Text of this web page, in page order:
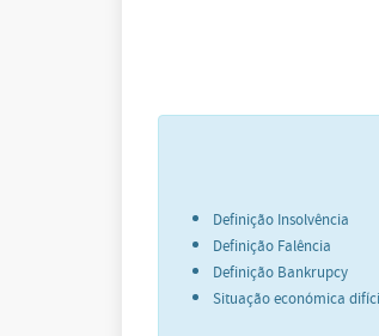
Definição Insolvência
Definição Falência
Definição Bankrupcy
Situação económica